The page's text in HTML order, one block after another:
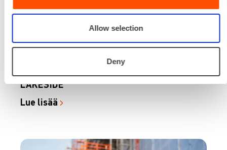
Allow selection
Deny
20.03.2026
“KUINKA MUUTEN VARMISTUMME
LAADUSTA?” – TOION OY & TAHKO
LAKESIDE
Lue lisää